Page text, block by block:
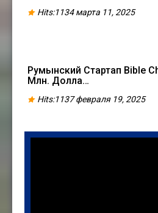
Hits:1134 марта 11, 2025
Румынский Стартап Bible
Млн. Долла…
Hits:1137 февраля 19, 2025